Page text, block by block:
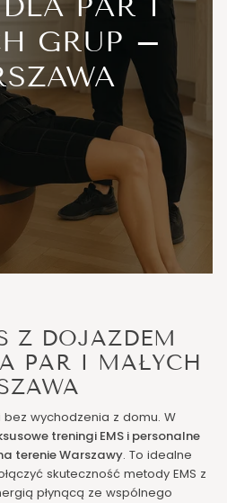
GRUP –
Z DOJAZDEM
PAR I MAŁYCH
wychodzenia z domu. W
treningi EMS i personalne
terenie Warszawy. To idealne
skuteczność metody EMS z
płynącą ze wspólnego